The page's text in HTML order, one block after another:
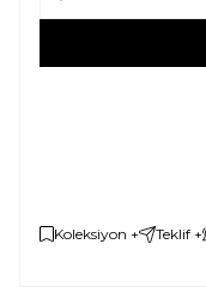
Koleksiyon + Teklif +